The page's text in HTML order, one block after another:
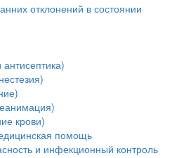
отклонений в состоянии
крови)
помощь
и инфекционный контроль